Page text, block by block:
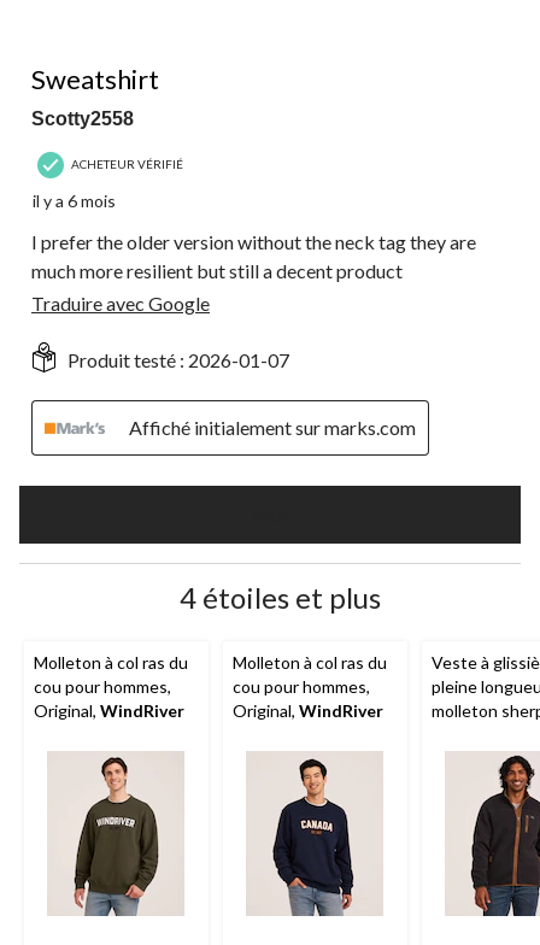
Sweatshirt
Scotty2558
ACHETEUR VÉRIFIÉ
il y a 6 mois
I prefer the older version without the neck tag they are
much more resilient but still a decent product
Traduire avec Google
Produit testé : 2026-01-07
Affiché initialement sur marks.com
4 étoiles et plus
Molleton à col ras du
cou pour hommes,
Original, WindRiver
Molleton à col ras du
cou pour hommes,
Original, WindRiver
Veste à
pleine
molleton
WindRiver